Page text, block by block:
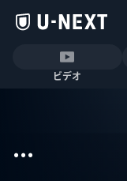
ビデオ
...